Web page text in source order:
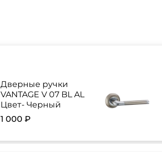
Дверные ручки
VANTAGE V 07 BL AL
Цвет- Черный
1 000 ₽